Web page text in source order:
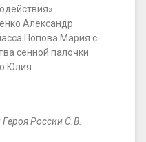
Александр
Попова Мария с
сенной палочки
Юлия
России С.В.